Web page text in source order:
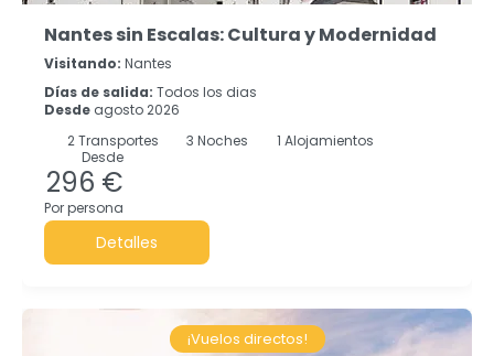
Nantes sin Escalas: Cultura y Modernidad
Visitando: Nantes
Días de salida: Todos los dias
Desde agosto 2026
2Transportes 3 Noches
1 Alojamientos
Desde
296 €
Por persona
Detalles
¡Vuelos directos!